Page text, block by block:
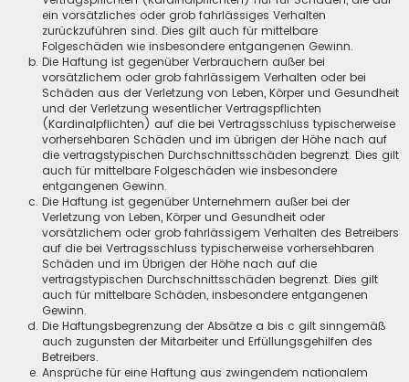
ein vorsätzliches oder grob fahrlässiges Verhalten
zurückzuführen sind. Dies gilt auch für mittelbare
Folgeschäden wie insbesondere entgangenen Gewinn.
Die Haftung ist gegenüber Verbrauchern außer bei
vorsätzlichem oder grob fahrlässigem Verhalten oder bei
Schäden aus der Verletzung von Leben, Körper und Gesundheit
und der Verletzung wesentlicher Vertragspflichten
(Kardinalpflichten) auf die bei Vertragsschluss typischerweise
vorhersehbaren Schäden und im übrigen der Höhe nach auf
die vertragstypischen Durchschnittsschäden begrenzt. Dies gilt
auch für mittelbare Folgeschäden wie insbesondere
entgangenen Gewinn.
Die Haftung ist gegenüber Unternehmern außer bei der
Verletzung von Leben, Körper und Gesundheit oder
vorsätzlichem oder grob fahrlässigem Verhalten des Betreibers
auf die bei Vertragsschluss typischerweise vorhersehbaren
Schäden und im Übrigen der Höhe nach auf die
vertragstypischen Durchschnittsschäden begrenzt. Dies gilt
auch für mittelbare Schäden, insbesondere entgangenen
Gewinn.
Die Haftungsbegrenzung der Absätze a bis c gilt sinngemäß
auch zugunsten der Mitarbeiter und Erfüllungsgehilfen des
Betreibers.
Ansprüche für eine Haftung aus zwingendem nationalem